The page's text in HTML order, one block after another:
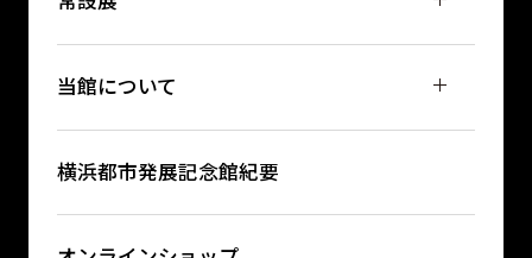
当館について
横浜都市発展記念館紀要